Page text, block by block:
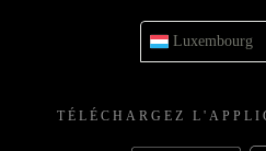
Luxembourg
TÉLÉCHARGEZ